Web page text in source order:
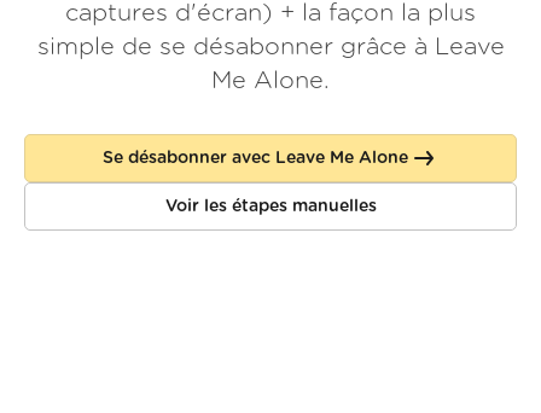
Ne pas déranger
FAQ
captures d'écran) + la façon la plus
simple de se désabonner grâce à Leave
Me Alone.
Se désabonner avec Leave Me Alone
Voir les étapes manuelles